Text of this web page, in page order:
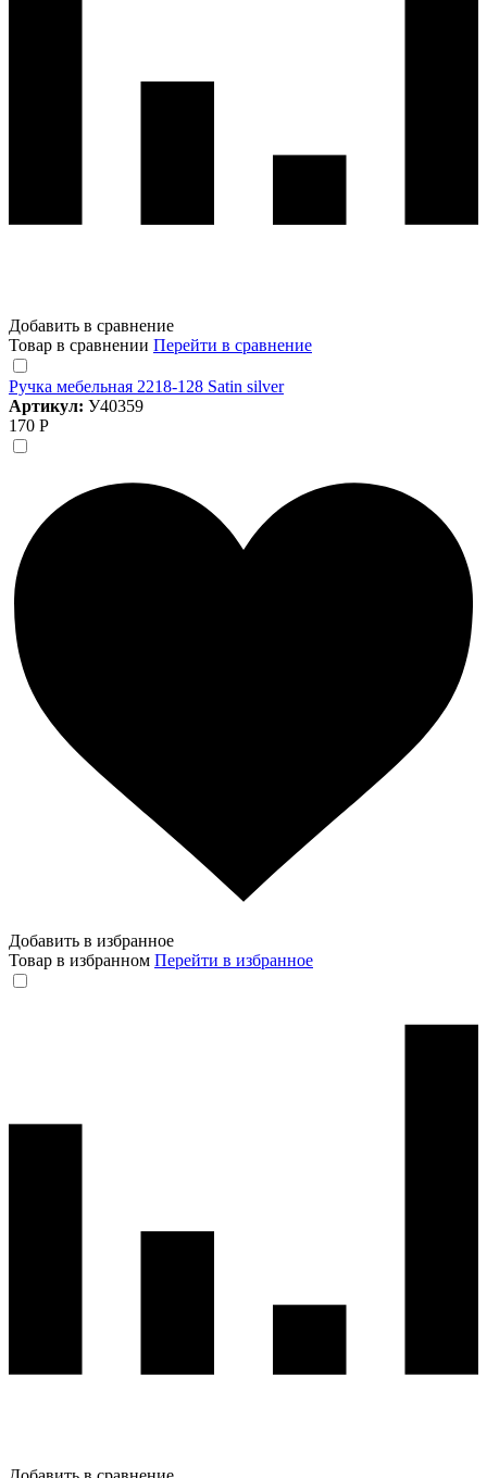
Добавить в сравнение
Товар в сравнении Перейти в сравнение
Ручка мебельная 2218-128 Satin silver
Артикул: У40359
170 Р
Добавить в избранное
Товар в избранном Перейти в избранное